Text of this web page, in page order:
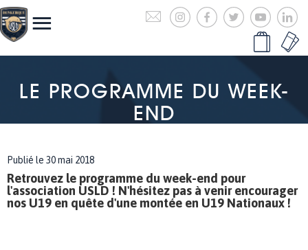
LE PROGRAMME DU WEEK-
END
Publié le 30 mai 2018
Retrouvez le programme du week-end pour
l'association USLD ! N'hésitez pas à venir encourager
nos U19 en quête d'une montée en U19 Nationaux !